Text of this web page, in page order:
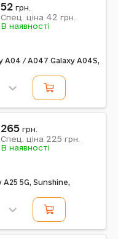
A04 / A047 Galaxy A04S,
52 грн.
Спец. ціна 42 грн.
В наявності
A25 5G, Sunshine,
265 грн.
Спец. ціна 225 грн.
В наявності